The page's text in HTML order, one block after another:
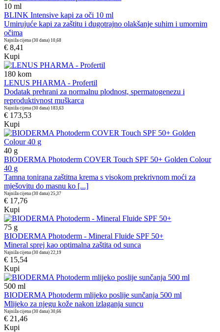
10 ml
BLINK Intensive kapi za oči 10 ml
Umirujuće kapi za zaštitu i dugotrajno olakšanje suhim i umornim
očima
Najniža cijena (30 dana) 10,68
€ 8,41
Kupi
180 kom
LENUS PHARMA - Profertil
Dodatak prehrani za normalnu plodnost, spermatogenezu i
reproduktivnost muškarca
Najniža cijena (30 dana) 183,63
€ 173,53
Kupi
40 g
BIODERMA Photoderm COVER Touch SPF 50+ Golden Colour
40 g
Tamna tonirana zaštitna krema s visokom prekrivnom moći za
mješovitu do masnu ko [...]
Najniža cijena (30 dana) 25,37
€ 17,76
Kupi
75 g
BIODERMA Photoderm - Mineral Fluide SPF 50+
Mineral sprej kao optimalna zaštita od sunca
Najniža cijena (30 dana) 22,19
€ 15,54
Kupi
500 ml
BIODERMA Photoderm mlijeko poslije sunčanja 500 ml
Mlijeko za njegu kože nakon izlaganja suncu
Najniža cijena (30 dana) 30,66
€ 21,46
Kupi